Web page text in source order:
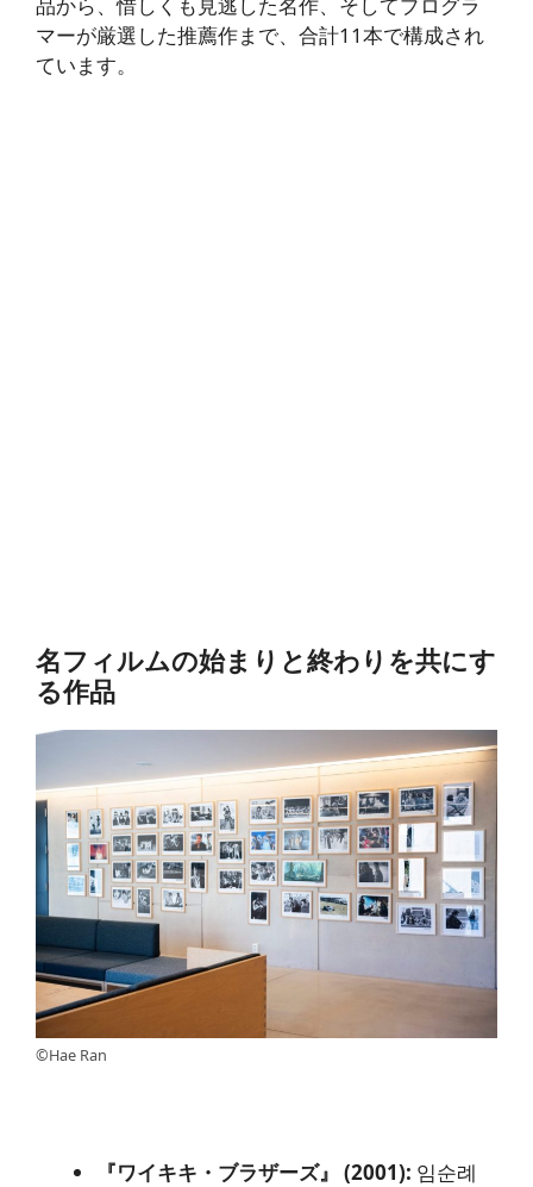
品から、惜しくも見逃した名作、そしてプログラ
マーが厳選した推薦作まで、合計11本で構成され
ています。
名フィルムの始まりと終わりを共にす
る作品
©Hae Ran
『ワイキキ・ブラザーズ』 (2001): 임순례